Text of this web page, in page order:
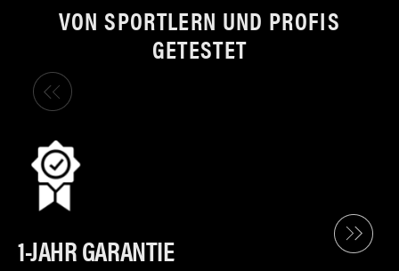
VON SPORTLERN UND PROFIS
GETESTET
1-JAHR GARANTIE